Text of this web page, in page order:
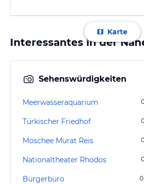
Karte
Interessantes in der
Sehenswürdigkeiten
Meerwasseraquarium
Türkischer Friedhof
Moschee Murat Reis
Nationaltheater Rhodos
Bürgerbüro